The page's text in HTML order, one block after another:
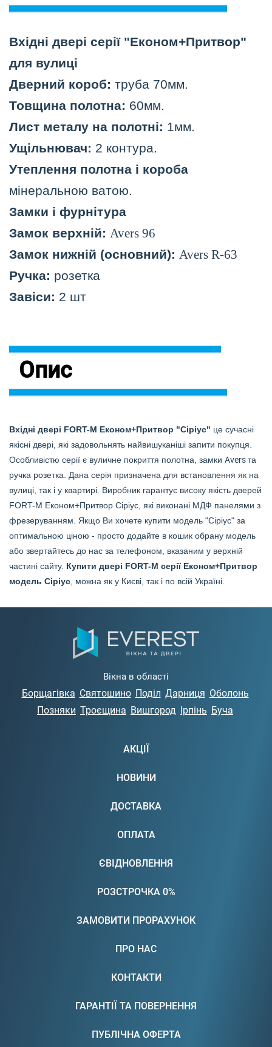
Вхідні двері серії "Економ+Притвор"
для вулиці
Дверний короб: труба 70мм.
Товщина полотна: 60мм.
Лист металу на полотні: 1мм.
Ущільнювач: 2 контура.
Утеплення полотна і короба
мінеральною ватою.
Замки і фурнітура
Замок верхній: Avers 96
Замок нижній (основний): Avers R-63
Ручка: розетка
Завіси: 2 шт
Опис
Вхідні двері FORT-M Економ+Притвор "Сіріус" це сучасні
якісні двері, які задовольнять найвишуканіші запити покупця.
Особливістю серії є вуличне покриття полотна, замки Aversта
ручка розетка. Дана серія призначена для встановлення як на
вулиці, так і у квартирі. Виробник гарантує високу якість дверей
FORT-M Економ+Притвор Сіріус, які виконані МДФ панелями з
фрезеруванням. Якщо Ви хочете купити модель "Сіріус" за
оптимальною ціною - просто додайте в кошик обрану модель
або звертайтесь до нас за телефоном, вказаним у верхній
частині сайту. Купити двері FORT-M серії Економ+Притвор
модель Сіріус , можна як у Києві, так і по всій Україні.
Вікна в області
Борщагівка Святошино Поділ Дарниця Оболонь
Позняки Троєщина Вишгород Ірпінь Буча
АКЦІЇ
НОВИНИ
ДОСТАВКА
ОПЛАТА
ЄВІДНОВЛЕННЯ
РОЗСТРОЧКА 0%
ЗАМОВИТИ ПРОРАХУНОК
ПРО НАС
КОНТАКТИ
ГАРАНТІЇ ТА ПОВЕРНЕННЯ
ПУБЛІЧНА ОФЕРТА